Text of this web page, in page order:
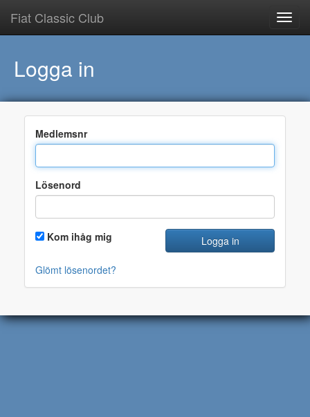
Fiat Classic Club
Logga in
Medlemsnr
Lösenord
Kom ihåg mig Logga in
Glömt lösenordet?